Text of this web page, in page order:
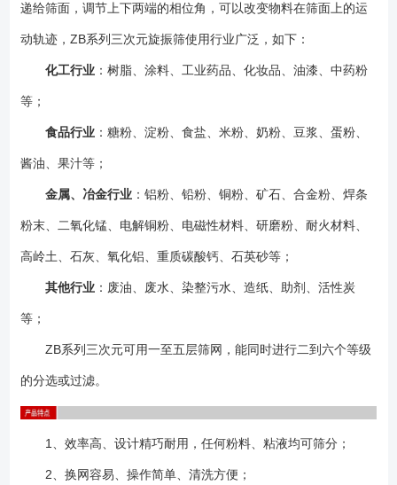
整振动电机夹角来实现不同的效果； 2、设备基础采用地脚螺栓固定结
构；
递给筛面，调节上下两端的相位角，可以改变物料在筛面上的运
动轨迹，ZB系列三次元旋振筛使用行业广泛，如下：
化工行业 ：树脂、涂料、工业药品、化妆品、油漆、中药粉
等；
食品行业 ：糖粉、淀粉、食盐、米粉、奶粉、豆浆、蛋粉、
酱油、果汁等；
金属、冶金行业 ：铝粉、铅粉、铜粉、矿石、合金粉、焊条
粉末、二氧化锰、电解铜粉、电磁性材料、研磨粉、耐火材料、
高岭土、石灰、氧化铝、重质碳酸钙、石英砂等；
其他行业 ：废油、废水、染整污水、造纸、助剂、活性炭
等；
ZB系列三次元可用一至五层筛网，能同时进行二到六个等级
的分选或过滤。
1、效率高、设计精巧耐用，任何粉料、粘液均可筛分；
2、换网容易、操作简单、清洗方便；